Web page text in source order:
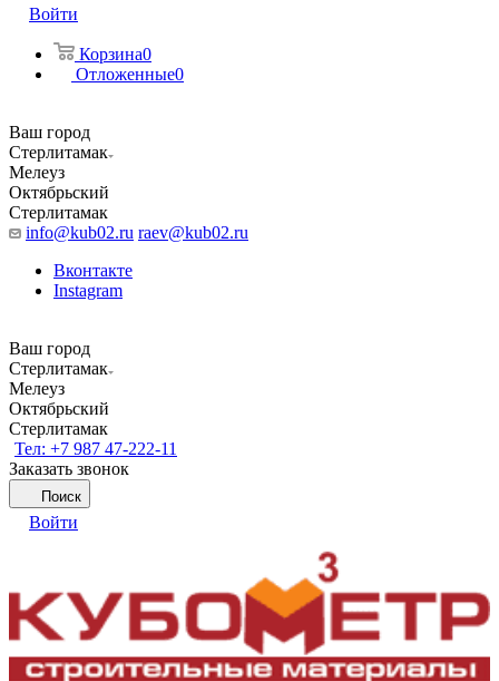
Войти
Корзина0
Отложенные0
Ваш город
Стерлитамак
Мелеуз
Октябрьский
Стерлитамак
info@kub02.ru raev@kub02.ru
Вконтакте
Instagram
Ваш город
Стерлитамак
Мелеуз
Октябрьский
Стерлитамак
Тел: +7 987 47-222-11
Заказать звонок
Поиск
Войти